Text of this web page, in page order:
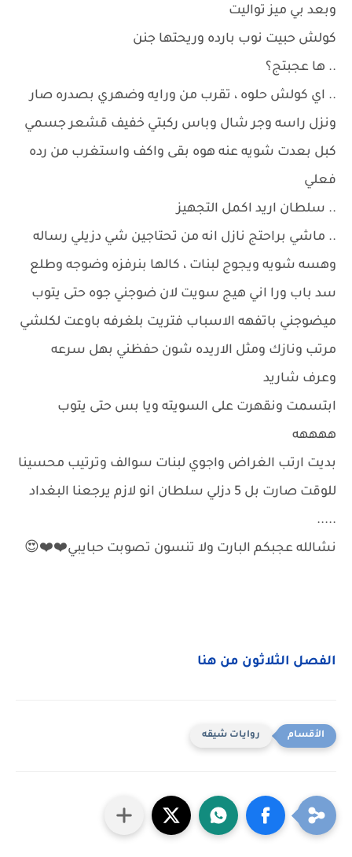
وبعد بي ميز تواليت
كولش حبيت نوب بارده وريحتها جنن
.. ها عجبتج؟
.. اي كولش حلوه ، تقرب من ورايه وضهري بصدره صار
ونزل راسه وجر شال وباس ركبتي خفيف قشعر جسمي
كبل بعدت شويه عنه هوه بقى واكف واستغرب من رده
فعلي
.. سلطان اريد اكمل التجهيز
.. ماشي براحتج نازل انه من تحتاجين شي دزيلي رساله
وهسه شويه ويجوج لبنات ، كالها بنرفزه وضوجه وطلع
سد باب ورا اني هيج سويت لان ضوجني جوه حتى يتوب
ميضوجني باتفهه الاسباب فتريت بلغرفه باوعت لكلشي
مرتب ونازك ومثل الاريده شون حفظني بهل سرعه
وعرف شاريد
ابتسمت ونقهرت على السويته ويا بس حتى يتوب
ههههه
بديت ارتب الغراض واجوي لبنات سوالف وترتيب محسينا
للوقت صارت بل 5 دزلي سلطان انو لازم يرجعنا البغداد
.....
نشالله عجبكم البارت ولا تنسون تصوبت حبايبي❤️❤️😍
الفصل الثلاثون من هنا
روايات شيقه